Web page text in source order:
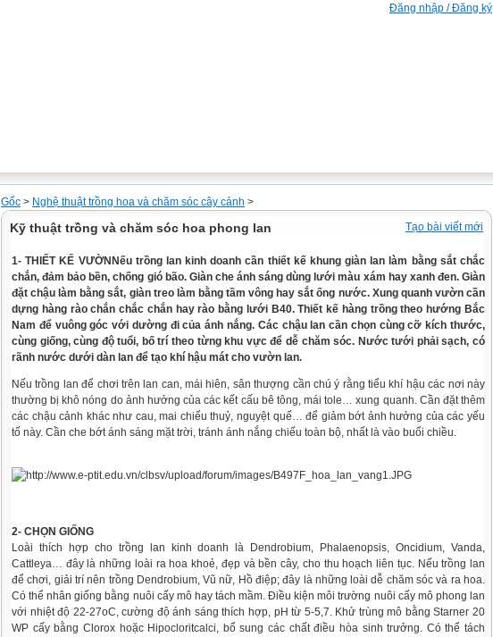
Đăng nhập / Đăng ký
Gốc > Nghệ thuật trồng hoa và chăm sóc cây cảnh >
Tạo bài viết mới
Kỹ thuật trồng và chăm sóc hoa phong lan
1- THIẾT KẾ VƯỜNNếu trồng lan kinh doanh cần thiết kế khung giàn lan làm bằng sắt chắc
chắn, đảm bảo bền, chống gió bão. Giàn che ánh sáng dùng lưới màu xám hay xanh đen. Giàn
đặt chậu làm bằng sắt, giàn treo làm bằng tầm vông hay sắt ống nước. Xung quanh vườn cần
dựng hàng rào chắn chắc chắn hay rào bằng lưới B40. Thiết kế hàng trồng theo hướng Bắc
Nam để vuông góc với dường đi của ánh nắng. Các chậu lan cần chọn cùng cỡ kích thước,
cùng giống, cùng độ tuổi, bố trí theo từng khu vực để dễ chăm sóc. Nước tưới phải sạch, có
rãnh nước dưới dàn lan để tạo khí hậu mát cho vườn lan.
Nếu trồng lan để chơi trên lan can, mái hiên, sân thượng cần chú ý rằng tiểu khí hậu các nơi này
thường bị khô nóng do ảnh hưởng của các kết cấu bê tông, mái tole… xung quanh. Cần đặt thêm
các chậu cảnh khác như cau, mai chiếu thuỷ, nguyệt quế… để giảm bớt ảnh hưởng của các yếu
tố này. Cần che bớt ánh sáng mặt trời, tránh ánh nắng chiếu toàn bộ, nhất là vào buổi chiều.
2- CHỌN GIỐNG
Loài thích hợp cho trồng lan kinh doanh là Dendrobium, Phalaenopsis, Oncidium, Vanda,
Cattleya… đây là những loài ra hoa khoẻ, đẹp và bền cây, cho thu hoạch liên tục. Nếu trồng lan
để chơi, giải trí nên trồng Dendrobium, Vũ nữ, Hồ điệp; đây là những loài dễ chăm sóc và ra hoa.
Có thể nhân giống bằng nuôi cấy mô hay tách mầm. Điều kiện môi trường nuôi cấy mô phong lan
với nhiệt độ 22-27oC, cường độ ánh sáng thích hợp, pH từ 5-5,7. Khử trùng mô bằng Starner 20
WP cấy bằng Clorox hoặc Hipocloritcalci, bổ sung các chất điều hòa sinh trưởng. Có thể tách